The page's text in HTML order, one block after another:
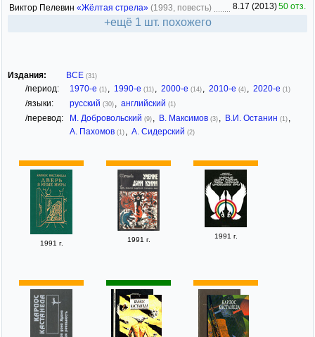
Виктор Пелевин «Жёлтая стрела» (1993, повесть) 8.17 (2013)50 отз.
+ещё 1 шт. похожего
Издания: ВСЕ (31)
/период: 1970-е (1) , 1990-е (11) , 2000-е (14) , 2010-е (4) , 2020-е (1)
/языки: русский (30) , английский (1)
/перевод: М. Добровольский (9) , В. Максимов (3) , В.И. Останин (1) ,
А. Пахомов (1) , А. Сидерский (2)
1991 г. 1991 г. 1991 г.